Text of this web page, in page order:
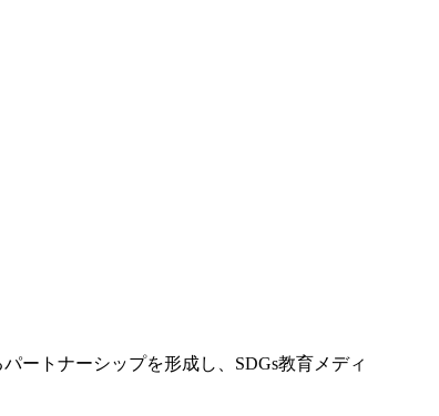
ートナーシップを形成し、SDGs教育メディ